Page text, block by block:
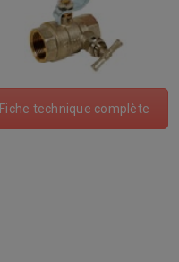
Fiche technique complète